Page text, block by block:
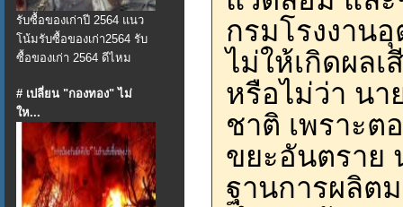
รับซื้อของเก่าปี 2564 แนว
โน้มรับซื้อของเก่า2564 รับ
ซื้อของเก่า 2564 ดีไหม
# เปลี่ยน "กองทอง" ไม่
ให...
กรมโรงงาน
ไม่ให้เกิดผล
หรือไม่ว่า น
ชาติ เพราะต
ขยะอันตราย
ฐานการผลิต